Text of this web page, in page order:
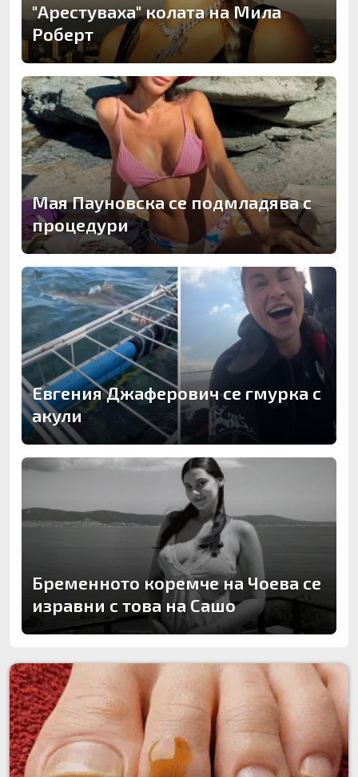
"Арестуваха" колата на Мила
Роберт
Мая Пауновска се подмладява с
процедури
Евгения Джаферович се гмурка с
акули
Бременното коремче на Чоева се
изравни с това на Сашо